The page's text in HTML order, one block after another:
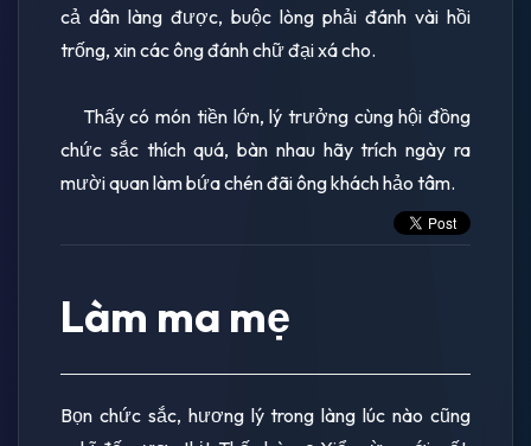
cả dân làng được, buộc lòng phải đánh vài hồi
trống, xin các ông đánh chữ đại xá cho.
Thấy có món tiền lớn, lý trưởng cùng hội đồng
chức sắc thích quá, bàn nhau hãy trích ngày ra
mười quan làm bứa chén đãi ông khách hảo tâm.
Làm ma mẹ
Bọn chức sắc, hương lý trong làng lúc nào cũng